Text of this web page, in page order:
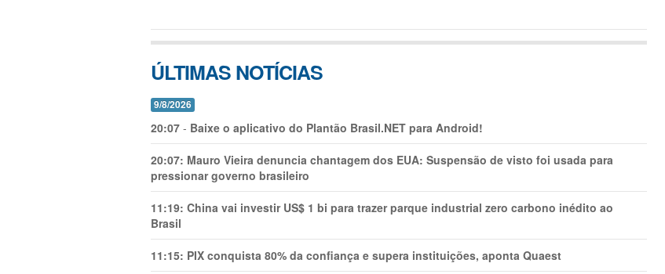
ÚLTIMAS NOTÍCIAS
9/8/2026
20:07 - Baixe o aplicativo do Plantão Brasil.NET para Android!
20:07: Mauro Vieira denuncia chantagem dos EUA: Suspensão de visto foi usada para
pressionar governo brasileiro
11:19: China vai investir US$ 1 bi para trazer parque industrial zero carbono inédito ao
Brasil
11:15: PIX conquista 80% da confiança e supera instituições, aponta Quaest